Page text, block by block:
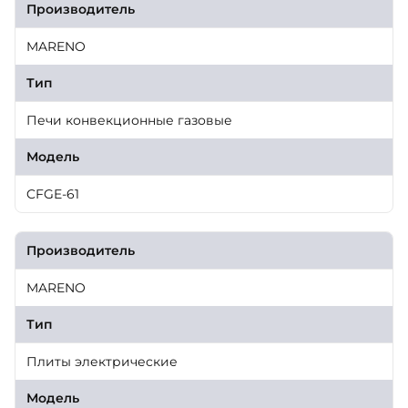
Производитель
MARENO
Тип
Печи конвекционные газовые
Модель
CFGE-61
Производитель
MARENO
Тип
Плиты электрические
Модель